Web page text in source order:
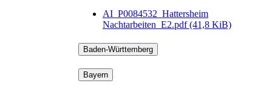
AI_P0084532_Hattersheim
Nachtarbeiten_E2.pdf(41,8 KiB)
Baden-Württemberg
Bayern